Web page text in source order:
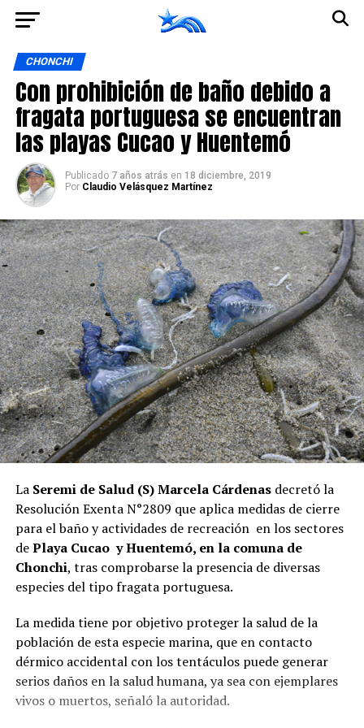
CHONCHI
Con prohibición de baño debido a
fragata portuguesa se encuentran
las playas Cucao y Huentemó
Publicado 7 años atrás en 18 diciembre, 2019
Por Claudio Velásquez Martínez
La Seremi de Salud (S) Marcela Cárdenasdecretó la
Resolución Exenta N°2809 que aplica medidas de cierre
para el baño y actividades de recreación en los sectores
dePlaya Cucao y Huentemó, en la comuna de
Chonchi, tras comprobarse la presencia de diversas
especies del tipo fragata portuguesa.
La medida tiene por objetivo proteger la salud de la
población de esta especie marina, que en contacto
dérmico accidental con los tentáculos puede generar
serios daños en la salud humana, ya sea con ejemplares
vivos o muertos, señaló la autoridad.
Ir a la versión móvil